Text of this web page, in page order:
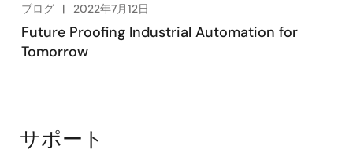
ブログ 2022年7月12日
Future Proofing Industrial Automation for
Tomorrow
サポート